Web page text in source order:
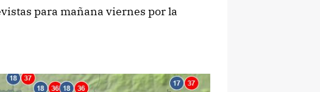
para mañana viernes por la